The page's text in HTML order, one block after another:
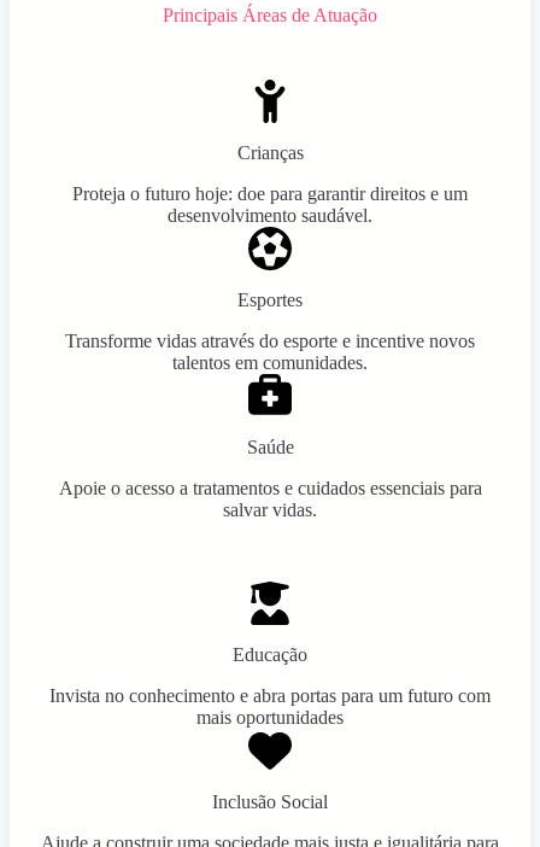
Principais Áreas de Atuação
Crianças
Proteja o futuro hoje: doe para garantir direitos e um
desenvolvimento saudável.
Esportes
Transforme vidas através do esporte e incentive novos
talentos em comunidades.
Saúde
Apoie o acesso a tratamentos e cuidados essenciais para
salvar vidas.
Educação
Invista no conhecimento e abra portas para um futuro com
mais oportunidades
Inclusão Social
Ajude a construir uma sociedade mais justa e igualitária para